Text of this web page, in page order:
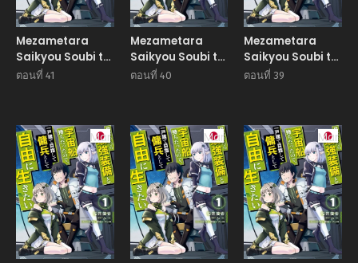
Mezametara
Saikyou Soubi to
Uchuusen-
Toshite Jiyuu ni
Ikitai
ตอนที่ 41
Mezametara
Saikyou Soubi to
Uchuusen-
Toshite Jiyuu ni
Ikitai
ตอนที่ 40
Mezametara
Saikyou Soubi to
Uchuusen-
Toshite Jiyuu ni
Ikitai
ตอนที่ 39
Manga Manga Manga